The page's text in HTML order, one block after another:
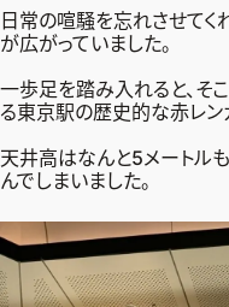
日常の喧騒を忘れさせてく
が広がっていました。
一歩足を踏み入れると、そ
る東京駅の歴史的な赤レン
天井高はなんと5メートル
んでしまいました。